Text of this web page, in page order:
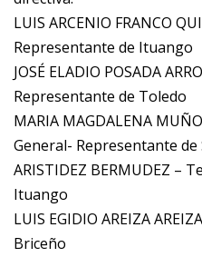
LUIS ARCENIO FRANCO
Representante de Ituango
JOSÉ ELADIO POSADA
Representante de Toledo
MARIA MAGDALENA
General- Representante de
ARISTIDEZ BERMUDEZ –
Ituango
LUIS EGIDIO AREIZA
Briceño